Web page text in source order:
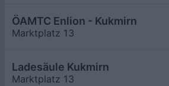
ÖAMTC Enlion - Kukmirn
Marktplatz 13
Ladesäule Kukmirn
Marktplatz 13